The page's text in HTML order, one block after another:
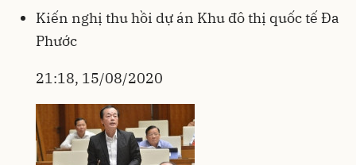
Kiến nghị thu hồi dự án Khu đô thị quốc tế Đa
Phước
21:18, 15/08/2020